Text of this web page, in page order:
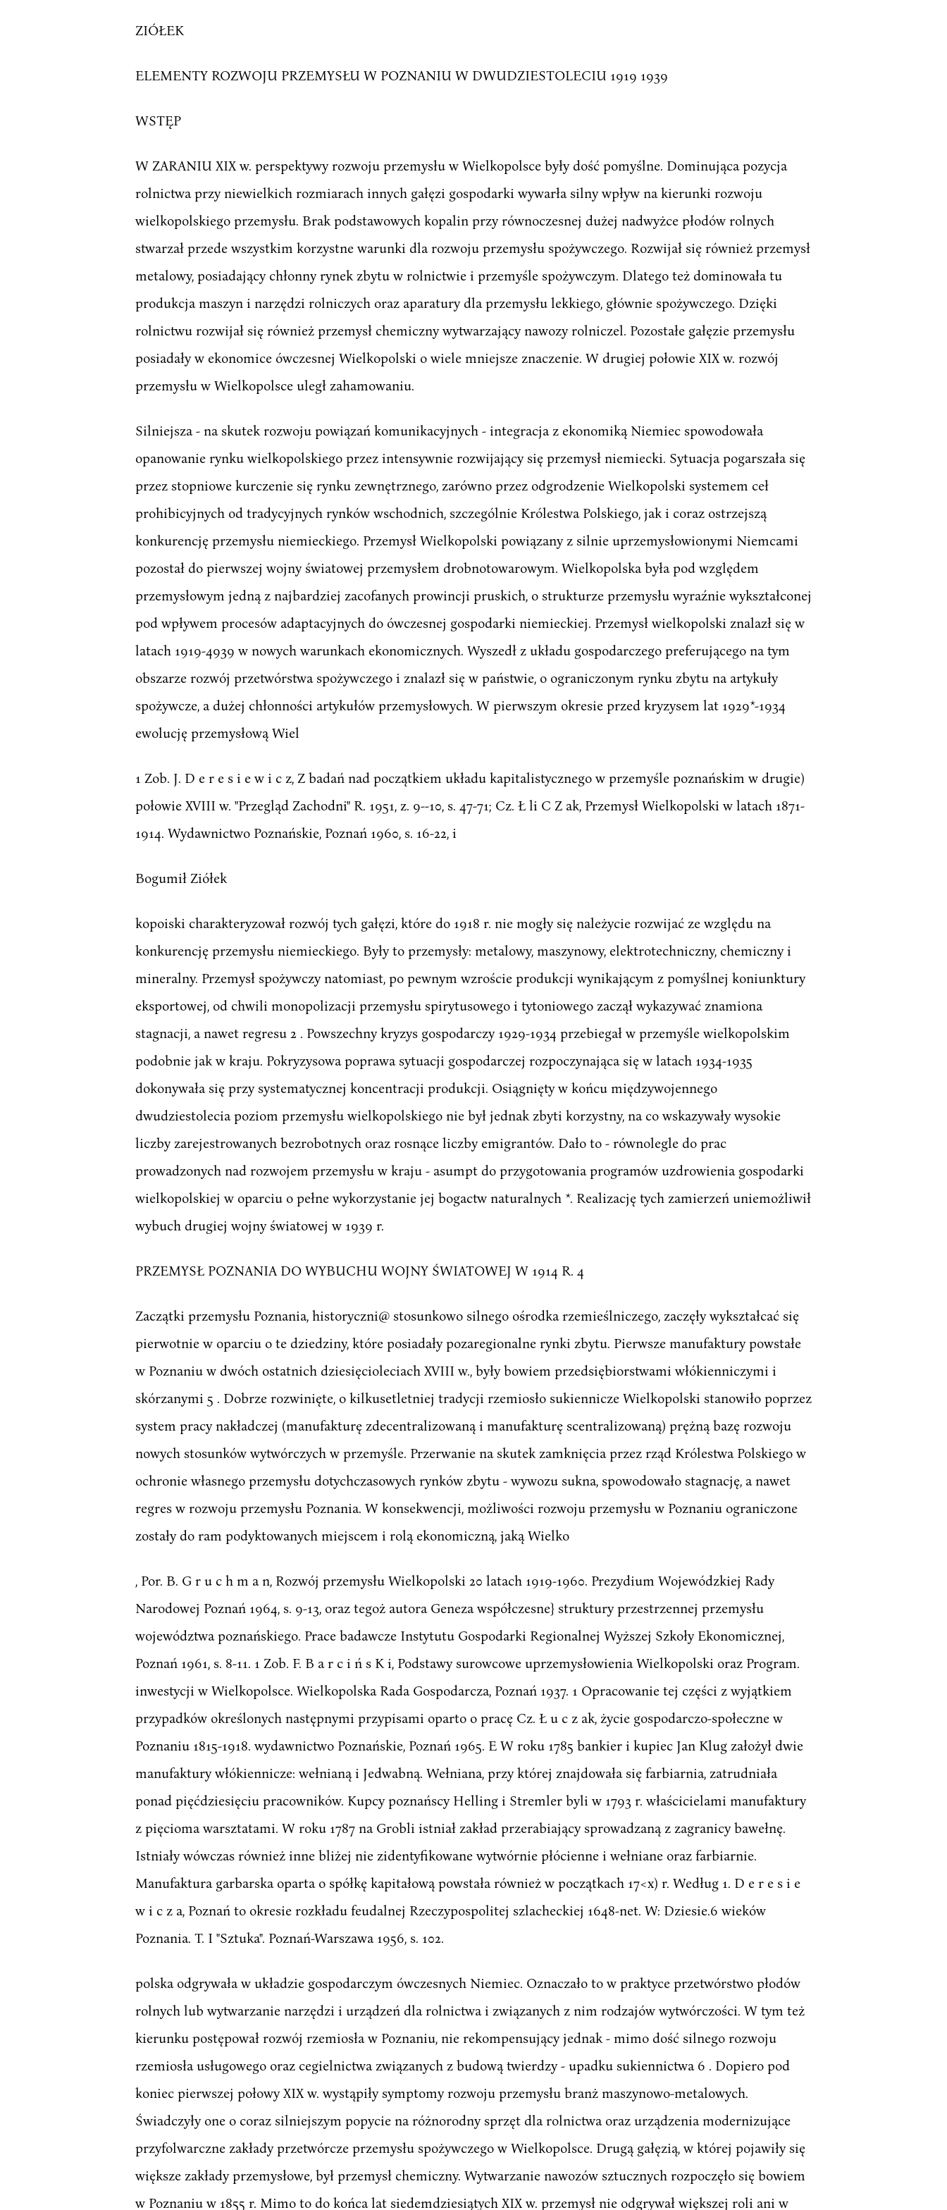
ZIÓŁEK
ELEMENTY ROZWOJU PRZEMYSŁU W POZNANIU W DWUDZIESTOLECIU 1919 1939
WSTĘP
W ZARANIU XIX w. perspektywy rozwoju przemysłu w Wielkopolsce były dość pomyślne. Dominująca pozycja
rolnictwa przy niewielkich rozmiarach innych gałęzi gospodarki wywarła silny wpływ na kierunki rozwoju
wielkopolskiego przemysłu. Brak podstawowych kopalin przy równoczesnej dużej nadwyżce płodów rolnych
stwarzał przede wszystkim korzystne warunki dla rozwoju przemysłu spożywczego. Rozwijał się również przemysł
metalowy, posiadający chłonny rynek zbytu w rolnictwie i przemyśle spożywczym. Dlatego też dominowała tu
produkcja maszyn i narzędzi rolniczych oraz aparatury dla przemysłu lekkiego, głównie spożywczego. Dzięki
rolnictwu rozwijał się również przemysł chemiczny wytwarzający nawozy rolniczel. Pozostałe gałęzie przemysłu
posiadały w ekonomice ówczesnej Wielkopolski o wiele mniejsze znaczenie. W drugiej połowie XIX w. rozwój
przemysłu w Wielkopolsce uległ zahamowaniu.
Silniejsza - na skutek rozwoju powiązań komunikacyjnych - integracja z ekonomiką Niemiec spowodowała
opanowanie rynku wielkopolskiego przez intensywnie rozwijający się przemysł niemiecki. Sytuacja pogarszała się
przez stopniowe kurczenie się rynku zewnętrznego, zarówno przez odgrodzenie Wielkopolski systemem ceł
prohibicyjnych od tradycyjnych rynków wschodnich, szczególnie Królestwa Polskiego, jak i coraz ostrzejszą
konkurencję przemysłu niemieckiego. Przemysł Wielkopolski powiązany z silnie uprzemysłowionymi Niemcami
pozostał do pierwszej wojny światowej przemysłem drobnotowarowym. Wielkopolska była pod względem
przemysłowym jedną z najbardziej zacofanych prowincji pruskich, o strukturze przemysłu wyraźnie wykształconej
pod wpływem procesów adaptacyjnych do ówczesnej gospodarki niemieckiej. Przemysł wielkopolski znalazł się w
latach 1919-4939 w nowych warunkach ekonomicznych. Wyszedł z układu gospodarczego preferującego na tym
obszarze rozwój przetwórstwa spożywczego i znalazł się w państwie, o ograniczonym rynku zbytu na artykuły
spożywcze, a dużej chłonności artykułów przemysłowych. W pierwszym okresie przed kryzysem lat 1929*-1934
ewolucję przemysłową Wiel
1 Zob. J. D e r e s i e w i c z, Z badań nad początkiem układu kapitalistycznego w przemyśle poznańskim w drugie)
połowie XVIII w. "Przegląd Zachodni" R. 1951, z. 9--10, s. 47-71; Cz. Ł li C Z ak, Przemysł Wielkopolski w latach 1871-
1914. Wydawnictwo Poznańskie, Poznań 1960, s. 16-22, i
Bogumił Ziółek
kopoiski charakteryzował rozwój tych gałęzi, które do 1918 r. nie mogły się należycie rozwijać ze względu na
konkurencję przemysłu niemieckiego. Były to przemysły: metalowy, maszynowy, elektrotechniczny, chemiczny i
mineralny. Przemysł spożywczy natomiast, po pewnym wzroście produkcji wynikającym z pomyślnej koniunktury
eksportowej, od chwili monopolizacji przemysłu spirytusowego i tytoniowego zaczął wykazywać znamiona
stagnacji, a nawet regresu 2 . Powszechny kryzys gospodarczy 1929-1934 przebiegał w przemyśle wielkopolskim
podobnie jak w kraju. Pokryzysowa poprawa sytuacji gospodarczej rozpoczynająca się w latach 1934-1935
dokonywała się przy systematycznej koncentracji produkcji. Osiągnięty w końcu międzywojennego
dwudziestolecia poziom przemysłu wielkopolskiego nie był jednak zbyti korzystny, na co wskazywały wysokie
liczby zarejestrowanych bezrobotnych oraz rosnące liczby emigrantów. Dało to - równolegle do prac
prowadzonych nad rozwojem przemysłu w kraju - asumpt do przygotowania programów uzdrowienia gospodarki
wielkopolskiej w oparciu o pełne wykorzystanie jej bogactw naturalnych *. Realizację tych zamierzeń uniemożliwił
wybuch drugiej wojny światowej w 1939 r.
PRZEMYSŁ POZNANIA DO WYBUCHU WOJNY ŚWIATOWEJ W 1914 R. 4
Zaczątki przemysłu Poznania, historyczni@ stosunkowo silnego ośrodka rzemieślniczego, zaczęły wykształcać się
pierwotnie w oparciu o te dziedziny, które posiadały pozaregionalne rynki zbytu. Pierwsze manufaktury powstałe
w Poznaniu w dwóch ostatnich dziesięcioleciach XVIII w., były bowiem przedsiębiorstwami włókienniczymi i
skórzanymi 5 . Dobrze rozwinięte, o kilkusetletniej tradycji rzemiosło sukiennicze Wielkopolski stanowiło poprzez
system pracy nakładczej (manufakturę zdecentralizowaną i manufakturę scentralizowaną) prężną bazę rozwoju
nowych stosunków wytwórczych w przemyśle. Przerwanie na skutek zamknięcia przez rząd Królestwa Polskiego w
ochronie własnego przemysłu dotychczasowych rynków zbytu - wywozu sukna, spowodowało stagnację, a nawet
regres w rozwoju przemysłu Poznania. W konsekwencji, możliwości rozwoju przemysłu w Poznaniu ograniczone
zostały do ram podyktowanych miejscem i rolą ekonomiczną, jaką Wielko
, Por. B. G r u c h m a n, Rozwój przemysłu Wielkopolski 20 latach 1919-1960. Prezydium Wojewódzkiej Rady
Narodowej Poznań 1964, s. 9-13, oraz tegoż autora Geneza współczesne} struktury przestrzennej przemysłu
województwa poznańskiego. Prace badawcze Instytutu Gospodarki Regionalnej Wyższej Szkoły Ekonomicznej,
Poznań 1961, s. 8-11. 1 Zob. F. B a r c i ń s K i, Podstawy surowcowe uprzemysłowienia Wielkopolski oraz Program.
inwestycji w Wielkopolsce. Wielkopolska Rada Gospodarcza, Poznań 1937. 1 Opracowanie tej części z wyjątkiem
przypadków określonych następnymi przypisami oparto o pracę Cz. Ł u c z ak, życie gospodarczo-społeczne w
Poznaniu 1815-1918. wydawnictwo Poznańskie, Poznań 1965. E W roku 1785 bankier i kupiec Jan Klug założył dwie
manufaktury włókiennicze: wełnianą i Jedwabną. Wełniana, przy której znajdowała się farbiarnia, zatrudniała
ponad pięćdziesięciu pracowników. Kupcy poznańscy Helling i Stremler byli w 1793 r. właścicielami manufaktury
z pięcioma warsztatami. W roku 1787 na Grobli istniał zakład przerabiający sprowadzaną z zagranicy bawełnę.
Istniały wówczas również inne bliżej nie zidentyfikowane wytwórnie płócienne i wełniane oraz farbiarnie.
Manufaktura garbarska oparta o spółkę kapitałową powstała również w początkach 17<x) r. Według 1. D e r e s i e
w i c z a, Poznań to okresie rozkładu feudalnej Rzeczypospolitej szlacheckiej 1648-net. W: Dziesie.6 wieków
Poznania. T. I "Sztuka". Poznań-Warszawa 1956, s. 102.
polska odgrywała w układzie gospodarczym ówczesnych Niemiec. Oznaczało to w praktyce przetwórstwo płodów
rolnych lub wytwarzanie narzędzi i urządzeń dla rolnictwa i związanych z nim rodzajów wytwórczości. W tym też
kierunku postępował rozwój rzemiosła w Poznaniu, nie rekompensujący jednak - mimo dość silnego rozwoju
rzemiosła usługowego oraz cegielnictwa związanych z budową twierdzy - upadku sukiennictwa 6 . Dopiero pod
koniec pierwszej połowy XIX w. wystąpiły symptomy rozwoju przemysłu branż maszynowo-metalowych.
Świadczyły one o coraz silniejszym popycie na różnorodny sprzęt dla rolnictwa oraz urządzenia modernizujące
przyfolwarczne zakłady przetwórcze przemysłu spożywczego w Wielkopolsce. Drugą gałęzią, w której pojawiły się
większe zakłady przemysłowe, był przemysł chemiczny. Wytwarzanie nawozów sztucznych rozpoczęło się bowiem
w Poznaniu w 1855 r. Mimo to do końca lat siedemdziesiątych XIX w. przemysł nie odgrywał większej roli ani w